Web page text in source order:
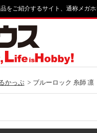
をご紹介するサイト、通称メガホ
かっぷ ブルーロック 糸師 凛